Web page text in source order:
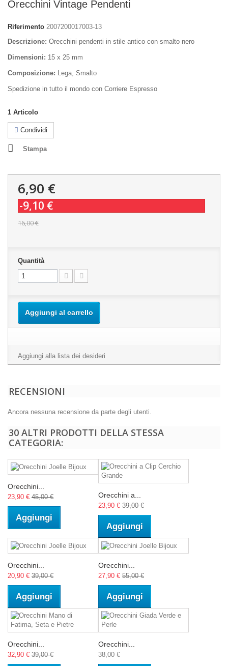
Orecchini Vintage Pendenti
Riferimento 2007200017003-13
Descrizione: Orecchini pendenti in stile antico con smalto nero
Dimensioni: 15 x 25 mm
Composizione: Lega, Smalto
Spedizione in tutto il mondo con Corriere Espresso
1 Articolo
Condividi
Stampa
6,90 €
-9,10 €
16,00 €
Quantità
Aggiungi al carrello
Aggiungi alla lista dei desideri
RECENSIONI
Ancora nessuna recensione da parte degli utenti.
30 ALTRI PRODOTTI DELLA STESSA
CATEGORIA:
Orecchini...
23,90 € 45,00 €
Aggiungi
Orecchini a...
23,90 € 39,00 €
Aggiungi
Orecchini...
20,90 € 39,00 €
Aggiungi
Orecchini...
27,90 € 55,00 €
Aggiungi
Orecchini...
32,90 € 39,00 €
Orecchini...
38,00 €